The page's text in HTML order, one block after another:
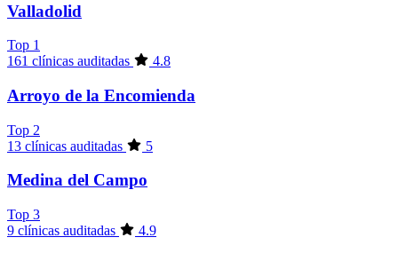
Valladolid
Top 1
161 clínicas auditadas
4.8
Arroyo de la Encomienda
Top 2
13 clínicas auditadas
5
Medina del Campo
Top 3
9 clínicas auditadas
4.9